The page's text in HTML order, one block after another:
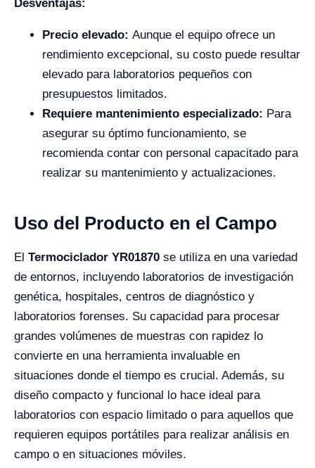
Desventajas:
Precio elevado: Aunque el equipo ofrece un
rendimiento excepcional, su costo puede resultar
elevado para laboratorios pequeños con
presupuestos limitados.
Requiere mantenimiento especializado: Para
asegurar su óptimo funcionamiento, se
recomienda contar con personal capacitado para
realizar su mantenimiento y actualizaciones.
Uso del Producto en el Campo
El Termociclador YR01870 se utiliza en una variedad
de entornos, incluyendo laboratorios de investigación
genética, hospitales, centros de diagnóstico y
laboratorios forenses. Su capacidad para procesar
grandes volúmenes de muestras con rapidez lo
convierte en una herramienta invaluable en
situaciones donde el tiempo es crucial. Además, su
diseño compacto y funcional lo hace ideal para
laboratorios con espacio limitado o para aquellos que
requieren equipos portátiles para realizar análisis en
campo o en situaciones móviles.